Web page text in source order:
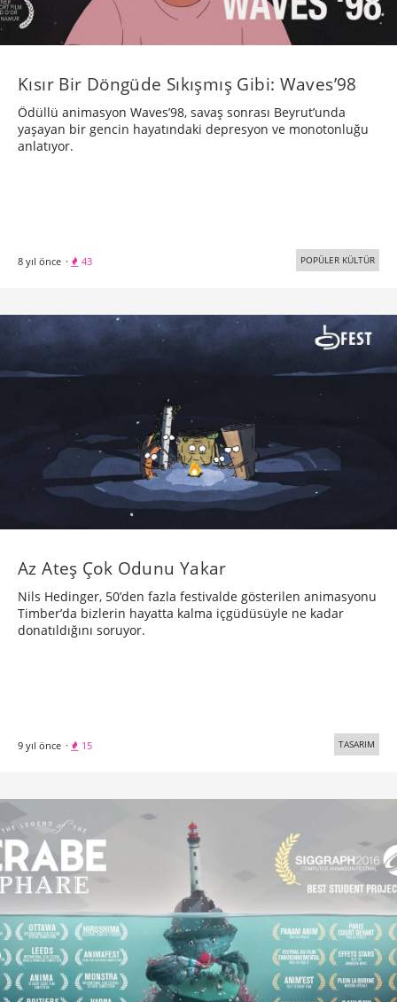
Kısır Bir Döngüde Sıkışmış Gibi: Waves’98
Ödüllü animasyon Waves’98, savaş sonrası Beyrut’unda
yaşayan bir gencin hayatındaki depresyon ve monotonluğu
anlatıyor.
8 yıl önce · 43 POPÜLER KÜLTÜR
Az Ateş Çok Odunu Yakar
Nils Hedinger, 50’den fazla festivalde gösterilen animasyonu
Timber’da bizlerin hayatta kalma içgüdüsüyle ne kadar
donatıldığını soruyor.
9 yıl önce · 15 TASARIM